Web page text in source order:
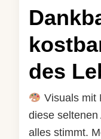
des
Visuals mit
diese
alles stimmt.